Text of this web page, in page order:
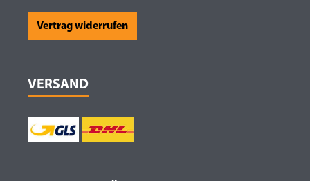
Vertrag widerrufen
VERSAND